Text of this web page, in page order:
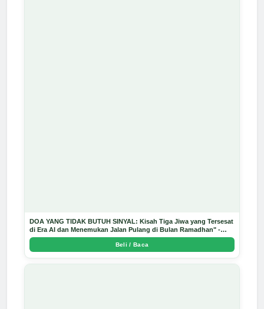
DOA YANG TIDAK BUTUH SINYAL: Kisah Tiga Jiwa yang Tersesat
di Era AI dan Menemukan Jalan Pulang di Bulan Ramadhan" -
Arda Dinata
Beli / Baca